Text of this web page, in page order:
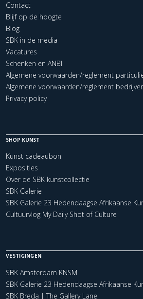
Contact
Blijf op de hoogte
Blog
SBK in de media
Vacatures
Schenken en ANBI
Algemene voorwaarden/reglement
Algemene voorwaarden/reglement
Privacy policy
SHOP KUNST
Kunst cadeaubon
Exposities
Over de SBK kunstcollectie
SBK Galerie
SBK Galerie 23 Hedendaagse Afrikaanse
Cultuurvlog My Daily Shot of Culture
VESTIGINGEN
SBK Amsterdam KNSM
SBK Galerie 23 Hedendaagse Afrikaanse
SBK Breda | The Gallery Lane